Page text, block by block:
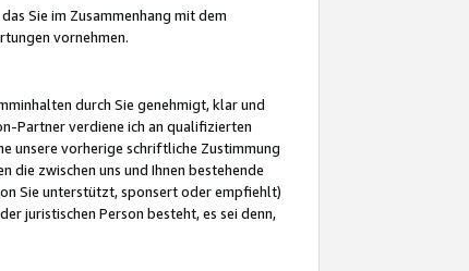
Sie im Zusammenhang mit dem
vornehmen.
durch Sie genehmigt, klar und
Partner verdiene ich an qualifizierten
unsere vorherige schriftliche Zustimmung
die zwischen uns und Ihnen bestehende
Sie unterstützt, sponsert oder empfiehlt)
juristischen Person besteht, es sei denn,